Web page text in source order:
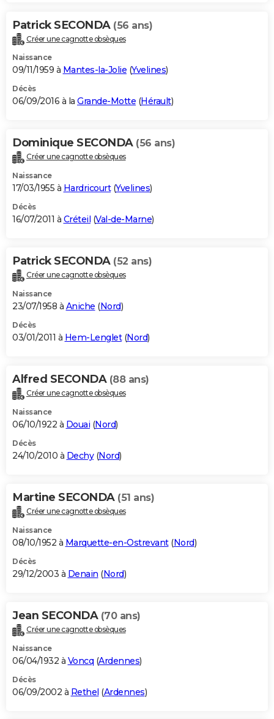
Patrick SECONDA (56 ans)
Créer une cagnotte obsèques
Naissance
09/11/1959 à Mantes-la-Jolie (Yvelines)
Décès
06/09/2016 à la Grande-Motte (Hérault)
Dominique SECONDA (56 ans)
Créer une cagnotte obsèques
Naissance
17/03/1955 à Hardricourt(Yvelines)
Décès
16/07/2011 à Créteil (Val-de-Marne)
Patrick SECONDA (52 ans)
Créer une cagnotte obsèques
Naissance
23/07/1958 à Aniche (Nord)
Décès
03/01/2011 à Hem-Lenglet(Nord)
Alfred SECONDA (88 ans)
Créer une cagnotte obsèques
Naissance
06/10/1922 à Douai (Nord)
Décès
24/10/2010 à Dechy(Nord)
Martine SECONDA (51 ans)
Créer une cagnotte obsèques
Naissance
08/10/1952 à Marquette-en-Ostrevant(Nord)
Décès
29/12/2003 à Denain (Nord)
Jean SECONDA (70 ans)
Créer une cagnotte obsèques
Naissance
06/04/1932 à Voncq (Ardennes)
Décès
06/09/2002 à Rethel (Ardennes)